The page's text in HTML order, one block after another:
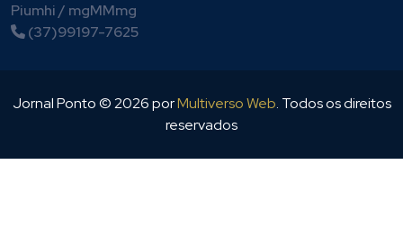
Piumhi / mgMMmg
(37)99197-7625
Jornal Ponto ©2026porMultiverso Web. Todos os direitos
reservados